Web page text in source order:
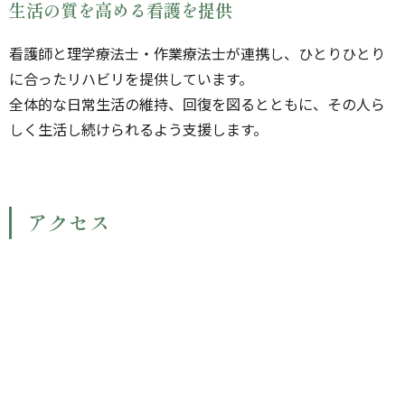
生活の質を高める看護を提供
看護師と理学療法士・作業療法士が連携し、ひとりひとり
に合ったリハビリを提供しています。
全体的な日常生活の維持、回復を図るとともに、その人ら
しく生活し続けられるよう支援します。
アクセス